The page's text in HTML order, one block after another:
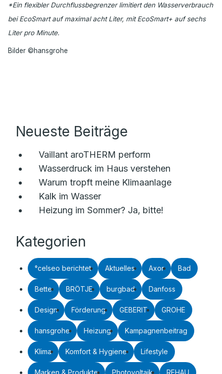
*Ein flexibler Durchflussbegrenzer limitiert den Wasserverbrauch
bei EcoSmart auf maximal acht Liter, mit EcoSmart+ auf sechs
Liter pro Minute.
Bilder ©hansgrohe
Neueste Beiträge
Vaillant aroTHERM perform
Wasserdruck im Haus verstehen
Warum tropft meine Klimaanlage
Kalk im Wasser
Heizung im Sommer? Ja, bitte!
Kategorien
°celseo berichtet Aktuelles Axor Bad
Bette BRÖTJE burgbad Danfoss
Design Förderung GEBERIT GROHE
hansgrohe Heizung Kampagnenbeitrag
Klima Komfort & Hygiene Lifestyle
Marken & Produkte Photovoltaik REHAU